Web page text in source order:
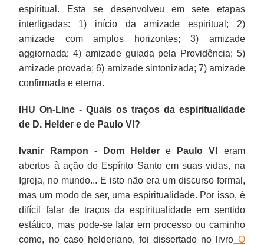
espiritual. Esta se desenvolveu em sete etapas
interligadas: 1) início da amizade espiritual; 2)
amizade com amplos horizontes; 3) amizade
aggiornada; 4) amizade guiada pela Providência; 5)
amizade provada; 6) amizade sintonizada; 7) amizade
confirmada e eterna.
IHU On-Line - Quais os traços da espiritualidade
de D. Helder e de Paulo VI?
Ivanir Rampon - Dom Helder e Paulo VI
eram
abertos à ação do Espírito Santo em suas vidas, na
Igreja, no mundo... E isto não era um discurso formal,
mas um modo de ser, uma espiritualidade. Por isso, é
difícil falar de traços da espiritualidade em sentido
estático, mas pode-se falar em processo ou caminho
como, no caso helderiano, foi dissertado no livro O